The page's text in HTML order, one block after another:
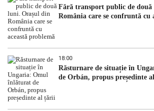
Fără transport public de
România care se confruntă cu
18:00
Răsturnare de situație în
de Orbán, propus președinte